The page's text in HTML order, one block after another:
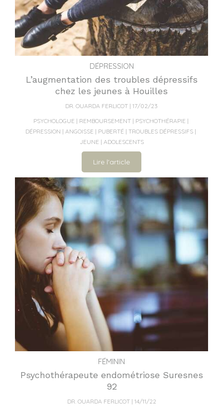
DÉPRESSION
L’augmentation des troubles dépressifs
chez les jeunes à Houilles
DR. OUARDA FERLICOT 17/02/23
PSYCHOLOGUE
REMBOURSEMENT
PSYCHOTHÉRAPIE
DÉPRESSION
ANGOISSE PUBERTÉ
TROUBLES DÉPRESSIFS
JEUNE
ADOLESCENTS
Lire l'article
FÉMININ
Psychothérapeute endométriose Suresnes
92
DR. OUARDA FERLICOT
14/11/22